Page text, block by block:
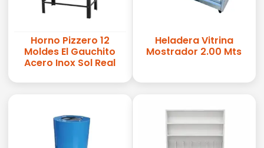
Horno Pizzero 12
Moldes El Gauchito
Acero Inox Sol Real
Heladera Vitrina
Mostrador 2.00 Mts